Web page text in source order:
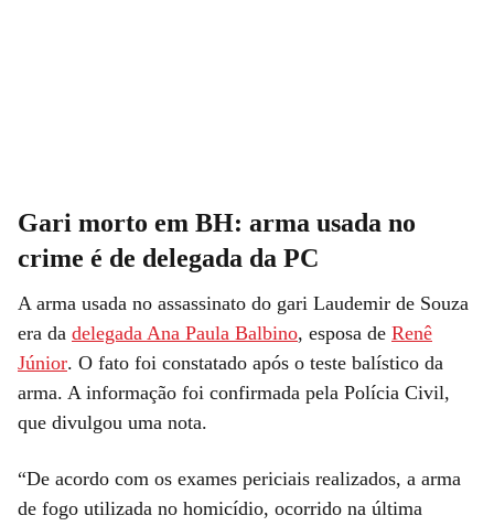
Gari morto em BH: arma usada no
crime é de delegada da PC
A arma usada no assassinato do gari Laudemir de Souza
era da delegada Ana Paula Balbino, esposa de Renê
Júnior. O fato foi constatado após o teste balístico da
arma. A informação foi confirmada pela Polícia Civil,
que divulgou uma nota.
“De acordo com os exames periciais realizados, a arma
de fogo utilizada no homicídio, ocorrido na última